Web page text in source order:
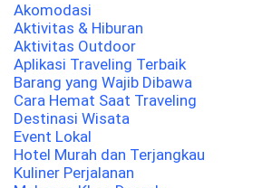
Akomodasi
Aktivitas & Hiburan
Aktivitas Outdoor
Aplikasi Traveling Terbaik
Barang yang Wajib Dibawa
Cara Hemat Saat Traveling
Destinasi Wisata
Event Lokal
Hotel Murah dan Terjangkau
Kuliner Perjalanan